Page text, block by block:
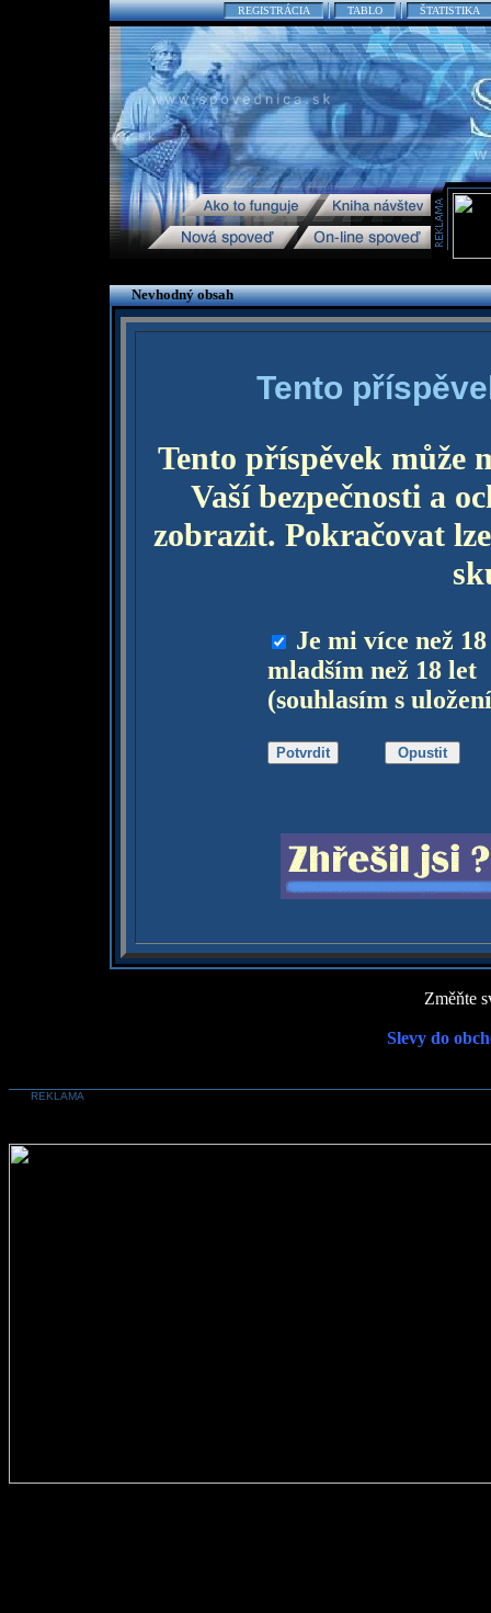
REGISTRÁCIA TABLO ŠTATISTIKA
Nevhodný obsah
Tento
Tento příspěvek může
Vaší bezpečnosti a
zobrazit. Pokračovat
Je mi více než
mladším než 18 let
(souhlasím s
Změňte
Slevy do
REKLAMA